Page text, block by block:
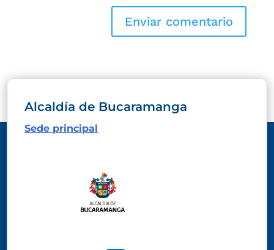
Alcaldía de Bucaramanga
Sede principal